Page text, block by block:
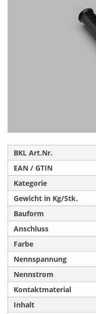
BKL Art.Nr.
EAN / GTIN
Kategorie
Gewicht in Kg/Stk.
Bauform
Anschluss
Farbe
Nennspannung
Nennstrom
Kontaktmaterial
Inhalt